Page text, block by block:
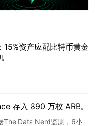
15%资产应配比特币黄金
存入 890 万枚 ARB。
The Data Nerd监测，6小